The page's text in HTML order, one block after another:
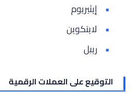
إيثيريوم
لايتكوين
ريبل
التوقيع على العملات الرقمية